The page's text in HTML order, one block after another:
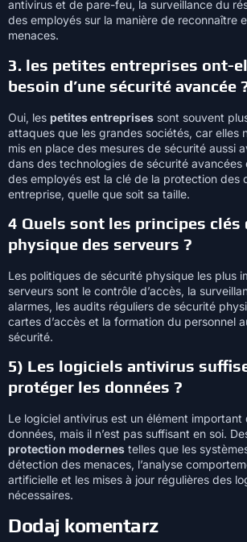
antivirus et de pare-feu, la surveillance du
des employés sur la manière de reconnaître
menaces.
3. les petites entreprises ont-
besoin d’une sécurité avancée
Oui, les petites entreprises sont souvent
attaques que les grandes sociétés, car elles
mis en place des mesures de sécurité aussi
dans des technologies de sécurité avancées
des employés est la clé de la protection des
entreprise, quelle que soit sa taille.
4 Quels sont les principes clés
physique des serveurs ?
Les politiques de sécurité physique les plus
serveurs sont le contrôle d’accès, la
alarmes, les audits réguliers de sécurité
cartes d’accès et la formation du personnel
sécurité.
5) Les logiciels antivirus
protéger les données ?
Le logiciel antivirus est un élément
données, mais il n’est pas suffisant en soi.
protection modernes telles que les
détection des menaces, l’analyse
artificielle et les mises à jour régulières des
nécessaires.
Dodaj komentarz